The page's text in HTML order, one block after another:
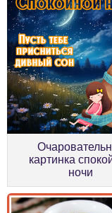
картинка
ночи